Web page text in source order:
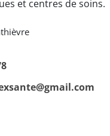
et centres de soins.